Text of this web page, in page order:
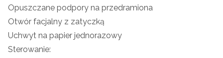
Opuszczane podpory na przedramiona
Otwór facjalny z zatyczką
Uchwyt na papier jednorazowy
Sterowanie: